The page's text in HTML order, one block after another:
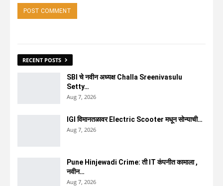
RECENT POSTS
SBI चे नवीन अध्यक्ष Challa Sreenivasulu
Setty…
Aug 7, 2026
IGI विमानतळावर Electric Scooter मधून सोन्याची…
Aug 7, 2026
Pune Hinjewadi Crime: ती IT कंपनीत कामाला ,
नवीन…
Aug 7, 2026